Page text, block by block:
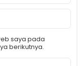
saya pada
berikutnya.